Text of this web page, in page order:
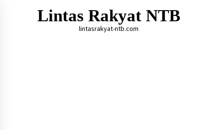
Lintas Rakyat NTB
lintasrakyat-ntb.com